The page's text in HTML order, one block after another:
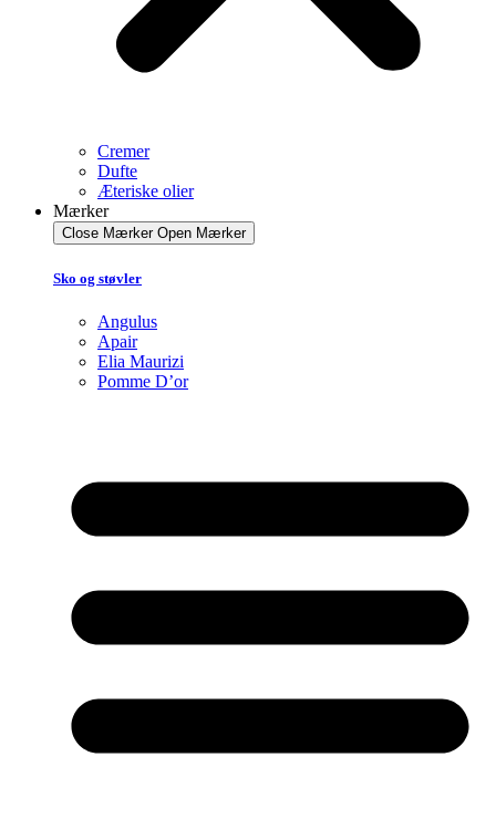
Cremer
Dufte
Æteriske olier
Mærker
Close Mærker Open Mærker
Sko og støvler
Angulus
Apair
Elia Maurizi
Pomme D’or